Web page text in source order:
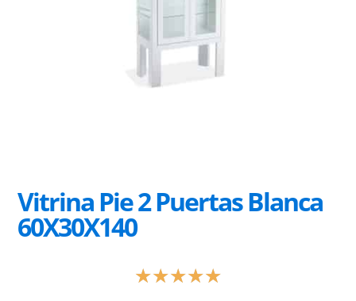
Vitrina Pie 2 Puertas Blanca
60X30X140
★★★★★